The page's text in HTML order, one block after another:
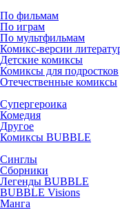
По фильмам
По играм
По мультфильмам
Комикс-версии
Детские комиксы
Комиксы для подростков
Отечественные комиксы
Супергероика
Комедия
Другое
Комиксы BUBBLE
Синглы
Сборники
Легенды BUBBLE
BUBBLE Visions
Манга